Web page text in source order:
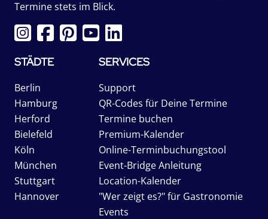
Termine stets im Blick.
STÄDTE
Berlin
Hamburg
Herford
Bielefeld
Köln
München
Stuttgart
Hannover
SERVICES
Support
QR-Codes für Deine Termine
Termine buchen
Premium-Kalender
Online-Terminbuchungstool
Event-Bridge Anleitung
Location-Kalender
"Wer zeigt es?" für Gastronomie
Events